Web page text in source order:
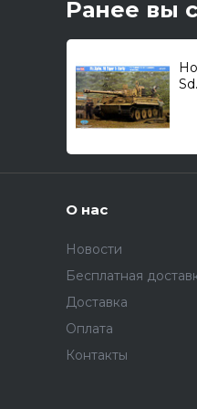
Ранее вы
О нас
Новости
Бесплатная
Доставка
Оплата
Контакты